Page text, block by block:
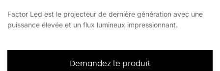
Factor Led est le projecteur de dernière génération avec une
puissance élevée et un flux lumineux impressionnant.
Demandez le produit